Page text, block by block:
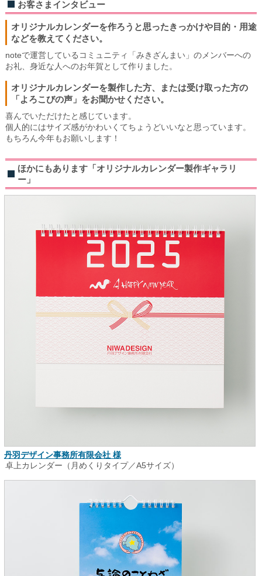
お客さまインタビュー
オリジナルカレンダーを作ろうと思ったきっかけや目的・用途
などを教えてください。
noteで運営しているコミュニティ「みきざんまい」のメンバーへの
お礼、身近な人へのお年賀として作りました。
オリジナルカレンダーを製作した方、または受け取った方の
「よろこびの声」をお聞かせください。
喜んでいただけたと感じています。
個人的にはサイズ感がかわいくてちょうどいいなと思っています。
もちろん今年もお願いします！
ほかにもあります「オリジナルカレンダー製作ギャラリ
ー」
丹羽デザイン事務所有限会社 様
卓上カレンダー（月めくりタイプ／A5サイズ）